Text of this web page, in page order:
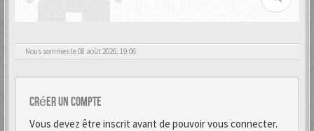
Nous sommes le 08 août 2026, 19:06
Créer un Compte
Vous devez être inscrit avant de pouvoir vous connecter.